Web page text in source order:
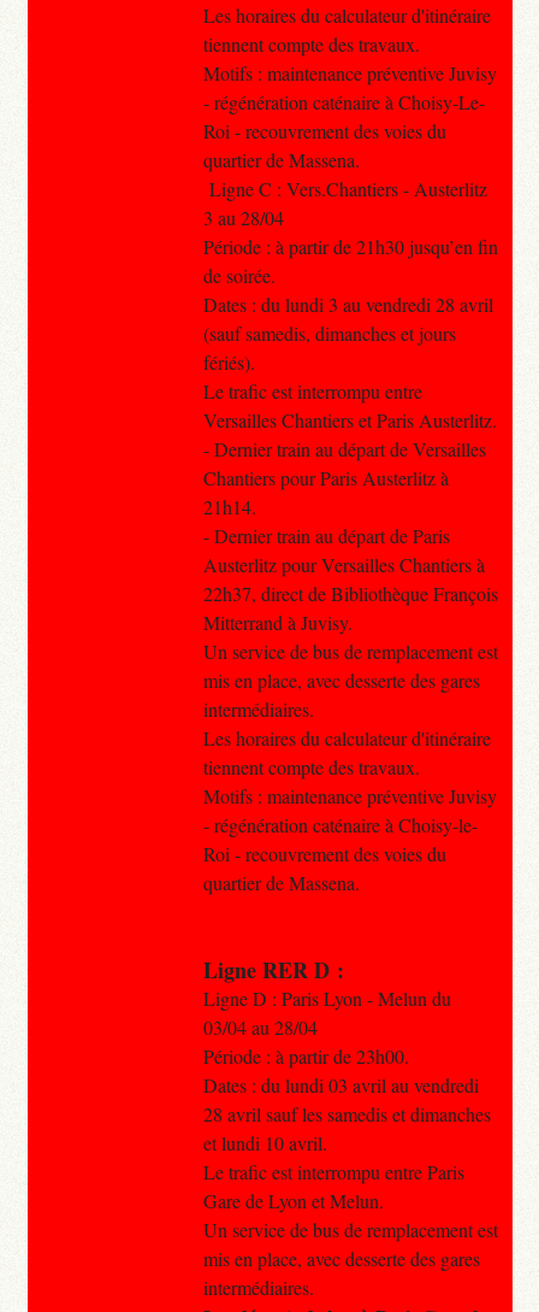
Les horaires du calculateur d'itinéraire
tiennent compte des travaux.
Motifs : maintenance préventive Juvisy
- régénération caténaire à Choisy-Le-
Roi - recouvrement des voies du
quartier de Massena.
Ligne C : Vers.Chantiers - Austerlitz
3 au 28/04
Période : à partir de 21h30 jusqu’en fin
de soirée.
Dates : du lundi 3 au vendredi 28 avril
(sauf samedis, dimanches et jours
fériés).
Le trafic est interrompu entre
Versailles Chantiers et Paris Austerlitz.
- Dernier train au départ de Versailles
Chantiers pour Paris Austerlitz à
21h14.
- Dernier train au départ de Paris
Austerlitz pour Versailles Chantiers à
22h37, direct de Bibliothèque François
Mitterrand à Juvisy.
Un service de bus de remplacement est
mis en place, avec desserte des gares
intermédiaires.
Les horaires du calculateur d'itinéraire
tiennent compte des travaux.
Motifs : maintenance préventive Juvisy
- régénération caténaire à Choisy-le-
Roi - recouvrement des voies du
quartier de Massena.
Ligne RER D :
Ligne D : Paris Lyon - Melun du
03/04 au 28/04
Période : à partir de 23h00.
Dates : du lundi 03 avril au vendredi
28 avril sauf les samedis et dimanches
et lundi 10 avril.
Le trafic est interrompu entre Paris
Gare de Lyon et Melun.
Un service de bus de remplacement est
mis en place, avec desserte des gares
intermédiaires.